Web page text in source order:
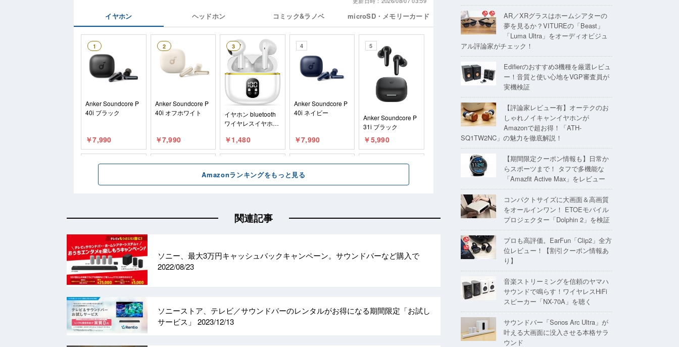
関連記事
ソニー、最大3万円キャッシュバックキャンペーン。サウンドバーなど購入で
2022/08/23
ソニーストア、テレビ／サウンドバーのレンタルがお得になる期間限定「お試し
サービス」 2023/12/13
AR／XRグラスはホームシアターの
夢を見るか？VITUREの「Beast」
「Luma Ultra」をオーディオビジュ
アル評論家がチェック！
Edifierのおすすめ3機種を厳選レビュ
ー！音質と使い心地をVGP審査員が
実機検証
【評論家レビュー有】オーテクのお
しゃれノイキャンイヤホンが
Amazonで超お得！「ATH-
SQ1TW2NC」の魅力を徹底解説！
【期間限定クーポン情報も】日常か
らスポーツまで！ タフで多機能な
「Amazfit Active Max」をレビュー
コンパクトサイズに大画面＆高画質
をオールインワン！ ETOEモバイル
プロジェクター「Dolphin 2」を検証
プロも高評価。EarFun「Clip2」全方
位レビュー！【割引クーポン情報あ
り】
音楽ストリーミングを信頼のヤマハ
サウンドで鳴らす！ワイヤレスHiFi
スピーカー「NX-70A」を聴く
サウンドバー「Sonos Arc Ultra」が
叶える大画面に没入させる本格サラ
ウンド